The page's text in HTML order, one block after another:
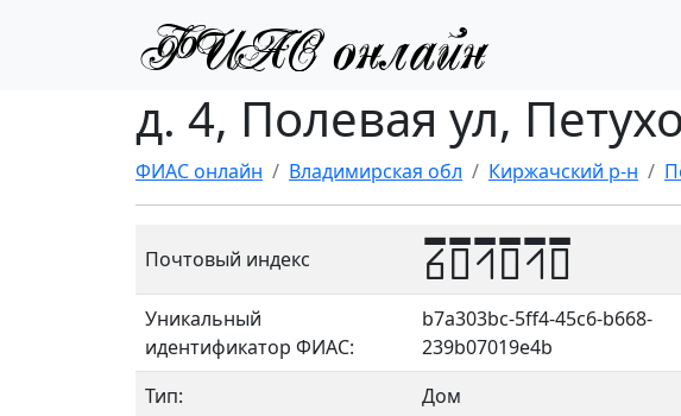
д. 4, Полевая ул,
ФИАС онлайн Владимирская обл Киржачский р-н
Почтовый индекс 601010
Уникальный
идентификатор ФИАС:
b7a303bc-5ff4-45c6-b668-
239b07019e4b
Тип:
Дом